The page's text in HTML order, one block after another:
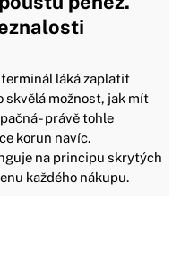
láká zaplatit
skvělá možnost, jak mít
- právě tohle
korun navíc.
na principu skrytých
každého nákupu.